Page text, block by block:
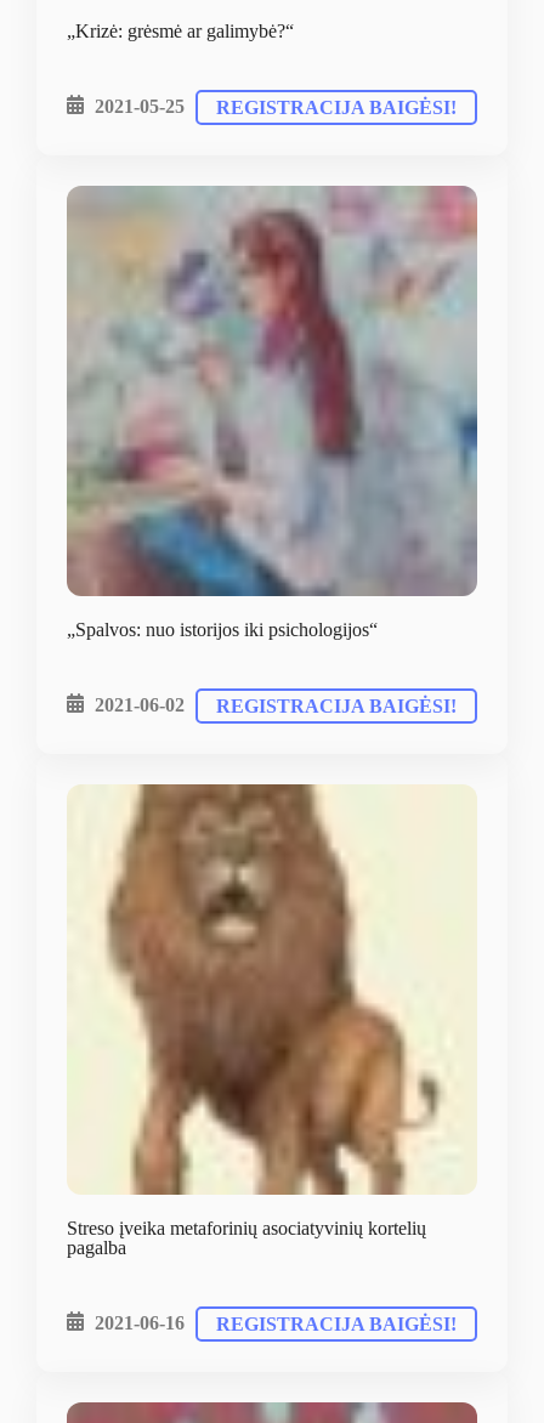
„Krizė: grėsmė ar galimybė?“
2021-05-25 REGISTRACIJA BAIGĖSI!
„Spalvos: nuo istorijos iki psichologijos“
2021-06-02 REGISTRACIJA BAIGĖSI!
Streso įveika metaforinių asociatyvinių kortelių
pagalba
2021-06-16 REGISTRACIJA BAIGĖSI!